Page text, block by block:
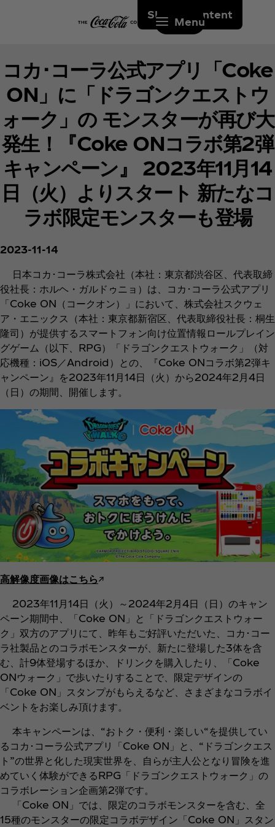
Skip to content
Menu
コカ･コーラ公式アプリ「Coke
ON」に「ドラゴンクエストウ
ォーク」の モンスターが再び大
発生！『Coke ONコラボ第2弾
キャンペーン』 2023年11月14
日（火）よりスタート 新たなコ
ラボ限定モンスターも登場
2023-11-14
日本コカ･コーラ株式会社（本社：東京都渋谷区、代表取締
役社長：ホルヘ・ガルドゥニョ）は、コカ･コーラ公式アプリ
「Coke ON（コークオン）」において、株式会社スクウェ
ア・エニックス（本社：東京都新宿区、代表取締役社長：桐生
隆司）が提供するスマートフォン向け位置情報ロールプレイン
グゲーム（以下、RPG）「ドラゴンクエストウォーク」（対
応機種：iOS／Android）との、『Coke ONコラボ第2弾キ
ャンペーン』を2023年11月14日（火）から2024年2月4日
（日）の期間、開催します。
高解像度画像はこちら↗︎
2023年11月14日（火）～2024年2月4日（日）のキャン
ペーン期間中、「Coke ON」と「ドラゴンクエストウォー
ク」双方のアプリにて、昨年もご好評いただいた、コカ･コー
ラ社製品とのコラボモンスターが、新たに登場した3体を含
む、計9体登場するほか、ドリンクを購入したり、「Coke
ONウォーク」で歩いたりすることで、限定デザインの
「Coke ON」スタンプがもらえるなど、さまざまなコラボイ
ベントをお楽しみ頂けます。
本キャンペーンは、“おトク・便利・楽しい“を提供してい
るコカ･コーラ公式アプリ「Coke ON」と、“ドラゴンクエス
ト”の世界と化した現実世界を、自らが主人公となり冒険を進
めていく体験ができるRPG「ドラゴンクエストウォーク」の
コラボレーション企画第2弾です。
「Coke ON」では、限定のコラボモンスターを含む、全
15種のモンスターの限定コラボデザイン「Coke ON」スタン